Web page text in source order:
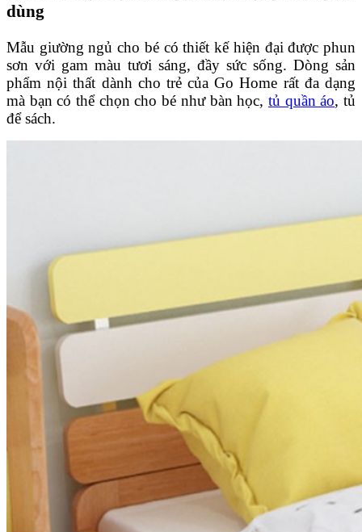
dùng
Mẫu giường ngủ cho bé có thiết kế hiện đại được phun
sơn với gam màu tươi sáng, đầy sức sống. Dòng sản
phẩm nội thất dành cho trẻ của Go Home rất đa dạng
mà bạn có thể chọn cho bé như bàn học, tủ quần áo, tủ
để sách.